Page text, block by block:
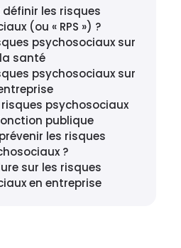
les risques
(ou « RPS ») ?
psychosociaux sur
la santé
psychosociaux sur
psychosociaux
publique
les risques
?
sur les risques
en entreprise